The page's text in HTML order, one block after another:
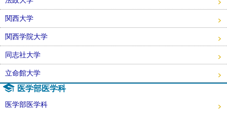
関西大学
関西学院大学
同志社大学
立命館大学
医学部医学科
医学部医学科